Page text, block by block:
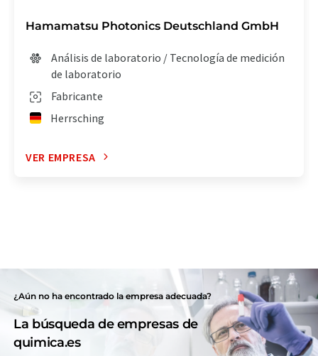
Hamamatsu Photonics Deutschland GmbH
Análisis de laboratorio / Tecnología de medición
de laboratorio
Fabricante
Herrsching
VER EMPRESA
¿Aún no ha encontrado la empresa adecuada?
La búsqueda de empresas de
quimica.es